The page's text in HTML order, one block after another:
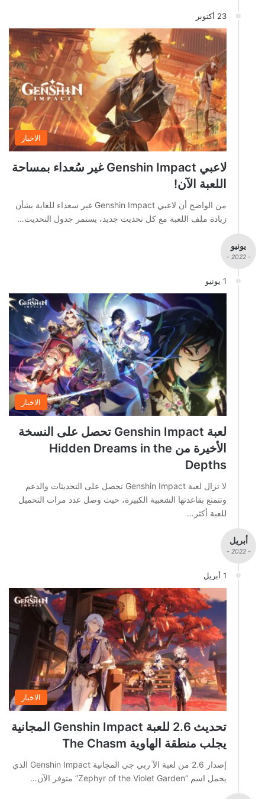
23 أكتوبر
الاخبار
لاعبي Genshin Impact غير سُعداء بمساحة
اللعبة الآن!
من الواضح أن لاعبي Genshin Impact غير سعداء للغاية بشأن
زيادة ملف اللعبة مع كل تحديث جديد، يستمر جدول التحديث…
يونيو
- 2022 -
1 يونيو
الاخبار
لعبة Genshin Impact تحصل على النسخة
الأخيرة من Hidden Dreams in the
Depths
لا تزال لعبة Genshin Impact تحصل على التحديثات والدعم
وتتمتع بقاعدتها الشعبية الكبيرة، حيث وصل عدد مرات التحميل
للعبة أكثر…
أبريل
- 2022 -
1 أبريل
الاخبار
تحديث 2.6 للعبة Genshin Impact المجانية
يجلب منطقة الهاوية The Chasm
إصدار 2.6 من لعبة الآ ربي جي المجانية Genshin Impact الذي
يحمل اسم “Zephyr of the Violet Garden” متوفر الآن…